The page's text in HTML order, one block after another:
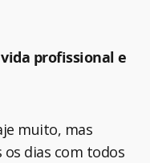
profissional e
muito, mas
dias com todos